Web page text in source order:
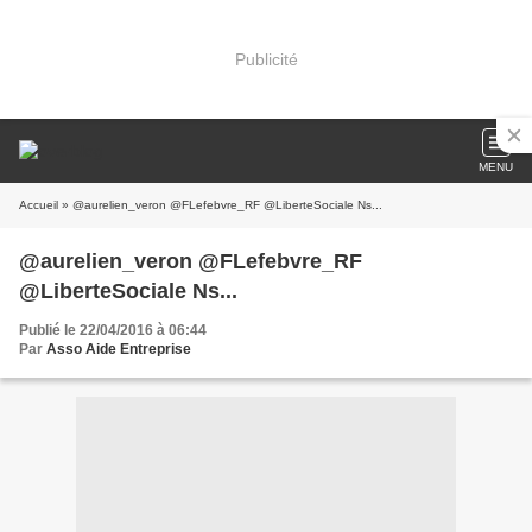
Publicité
MENU
Accueil » @aurelien_veron @FLefebvre_RF @LiberteSociale Ns...
@aurelien_veron @FLefebvre_RF
@LiberteSociale Ns...
Publié le 22/04/2016 à 06:44
Par Asso Aide Entreprise